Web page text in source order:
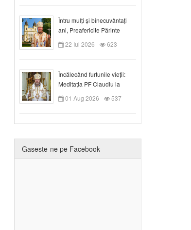
Întru mulți și binecuvântați
ani, Preafericite Părinte
Claudiu!
22 Iul 2026 623
Încălecând furtunile vieții:
Meditația PF Claudiu la
Duminica a IX-a după Rusalii
01 Aug 2026 537
Gaseste-ne pe Facebook